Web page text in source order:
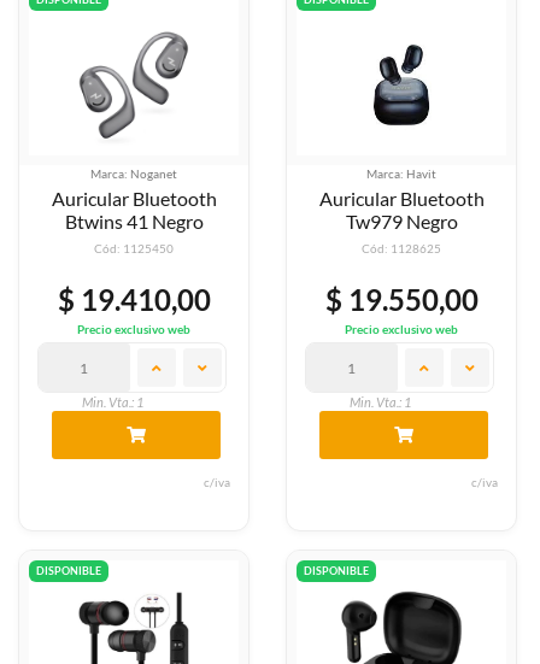
Marca: Noganet
Auricular Bluetooth
Btwins 41 Negro
Cód: 1125450
$ 19.410,00
Precio exclusivo web
Min. Vta.: 1
c/iva
Marca: Havit
Auricular Bluetooth
Tw979 Negro
Cód: 1128625
$ 19.550,00
Precio exclusivo web
Min. Vta.: 1
c/iva
DISPONIBLE DISPONIBLE